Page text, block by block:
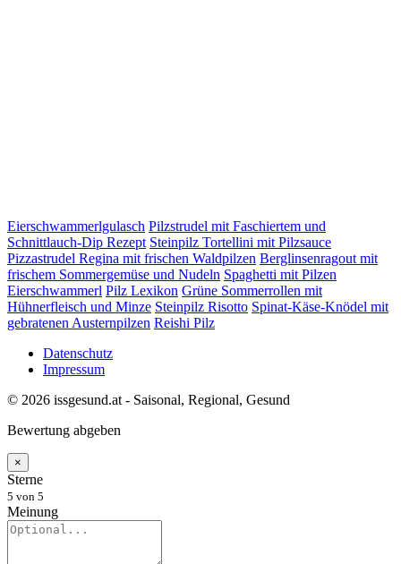
Eierschwammerlgulasch Pilzstrudel mit Faschiertem und
Schnittlauch-Dip Rezept Steinpilz Tortellini mit Pilzsauce
Pizzastrudel Regina mit frischen Waldpilzen Berglinsenragout mit
frischem Sommergemüse und Nudeln Spaghetti mit Pilzen
Eierschwammerl Pilz Lexikon Grüne Sommerrollen mit
Hühnerfleisch und Minze Steinpilz Risotto Spinat-Käse-Knödel mit
gebratenen Austernpilzen Reishi Pilz
Datenschutz
Impressum
© 2026 issgesund.at - Saisonal, Regional, Gesund
Bewertung abgeben
×
Sterne
5 von 5
Meinung